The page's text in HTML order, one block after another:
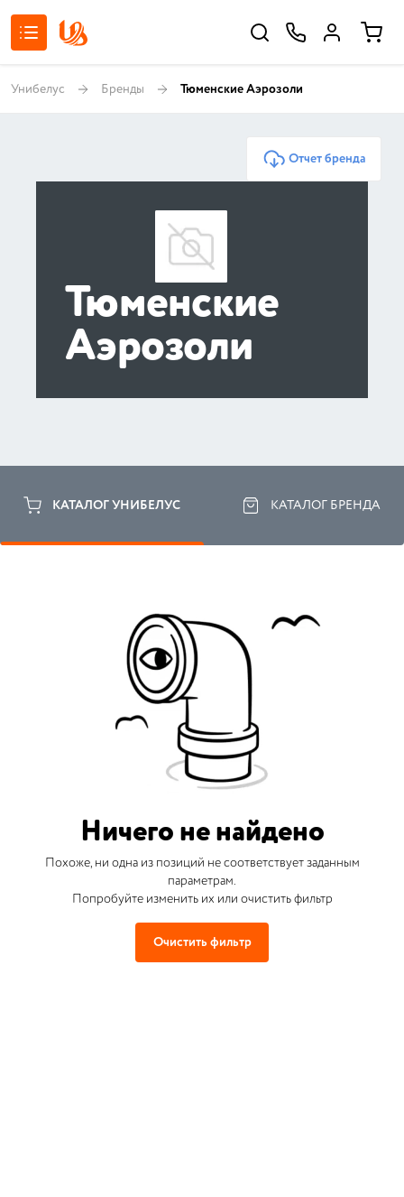
Унибелус Бренды Тюменские Аэрозоли
Отчет бренда
Тюменские
Аэрозоли
КАТАЛОГ УНИБЕЛУС КАТАЛОГ БРЕНДА
Ничего не найдено
Похоже, ни одна из позиций не соответствует заданным
параметрам.
Попробуйте изменить их или очистить фильтр
Очистить фильтр